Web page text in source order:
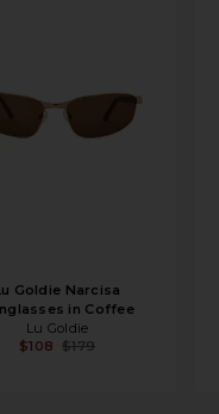
Goldie Narcisa
in Coffee
Lu Goldie
$108 $179